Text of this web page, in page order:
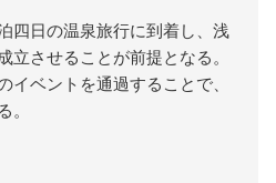
四日の温泉旅行に到着し、浅
立させることが前提となる。
イベントを通過することで、
。